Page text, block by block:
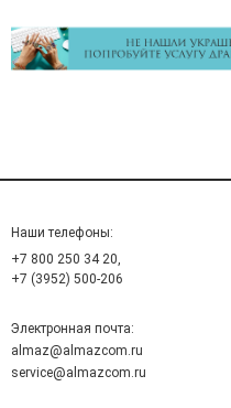
Наши телефоны:
+7 800 250 34 20,
+7 (3952) 500-206
Электронная почта:
almaz@almazcom.ru
service@almazcom.ru